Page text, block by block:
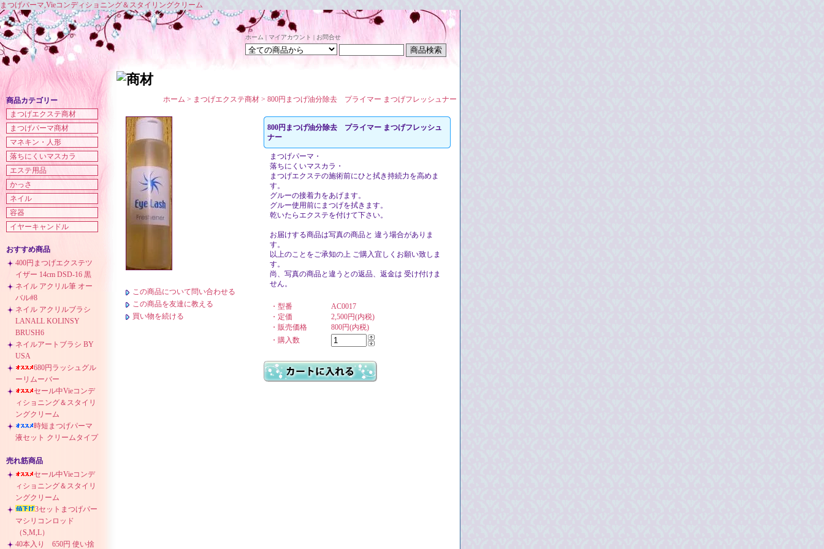
まつげパーマ,Vieコンディショニング＆スタイリングクリーム
ホーム | マイアカウント | お問合せ
商品カテゴリー
まつげエクステ商材
まつげパーマ商材
マネキン・人形
落ちにくいマスカラ
エステ用品
かっさ
ネイル
容器
イヤーキャンドル
おすすめ商品
400円まつげエクステツ
イザー 14cm DSD-16 黒
ネイル アクリル筆 オー
バル#8
ネイル アクリルブラシ
LANALL KOLINSY
BRUSH6
ネイルアートブラシ BY
USA
680円ラッシュグル
ーリムーバー
セール中Vieコンデ
ィショニング＆スタイリ
ングクリーム
時短まつげパーマ
液セット クリームタイプ
売れ筋商品
セール中Vieコンデ
ィショニング＆スタイリ
ングクリーム
3セットまつげパー
マシリコンロッド
（S,M,L）
40本入り 650円 使い捨
ホーム > まつげエクステ商材 > 800円まつげ油分除去 プライマー まつげフレッシュナー
この商品について問い合わせる
この商品を友達に教える
買い物を続ける
800円まつげ油分除去 プライマー まつげフレッシュ
ナー
まつげパーマ・
落ちにくいマスカラ・
まつげエクステの施術前にひと拭き持続力を高めま
す。
グルーの接着力をあげます。
グルー使用前にまつげを拭きます。
乾いたらエクステを付けて下さい。
お届けする商品は写真の商品と 違う場合がありま
す。
以上のことをご承知の上 ご購入宜しくお願い致しま
す。
尚、写真の商品と違うとの返品、返金は 受け付けま
せん。
・型番
AC0017
・定価
2,500円(内税)
・販売価格
800円(内税)
・購入数